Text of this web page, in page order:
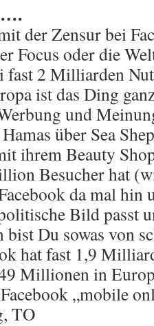
….
der Zensur bei
Focus oder die
fast 2 Milliarden
ist das Ding
und
über Sea
ihrem Beauty
Besucher hat
da mal hin
Bild passt
bist Du sowas von
hat fast 1,9
Millionen in
„mobile
TO